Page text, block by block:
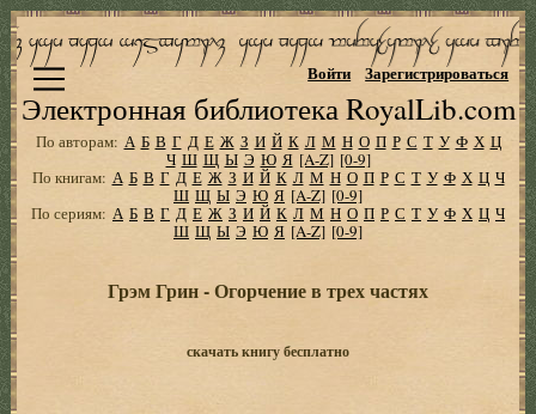
Электронная библиотека RoyalLib.com
Войти Зарегистрироваться
По авторам: А Б В Г Д Е Ж З И Й К Л М Н О П Р С Т У Ф Х Ц
Ч Ш Щ Ы Э Ю Я [A-Z] [0-9]
По книгам: А Б В Г Д Е Ж З И Й К Л М Н О П Р С Т У Ф Х Ц Ч
Ш Щ Ы Э Ю Я [A-Z] [0-9]
По сериям: А Б В Г Д Е Ж З И Й К Л М Н О П Р С Т У Ф Х Ц Ч
Ш Щ Ы Э Ю Я [A-Z] [0-9]
Грэм Грин - Огорчение в трех частях
скачать книгу бесплатно